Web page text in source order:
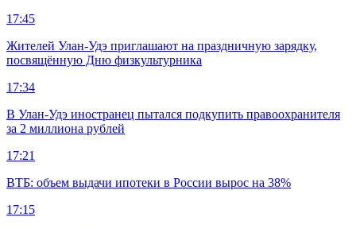
17:45
Жителей Улан-Удэ приглашают на праздничную зарядку,
посвящённую Дню физкультурника
17:34
В Улан-Удэ иностранец пытался подкупить правоохранителя
за 2 миллиона рублей
17:21
ВТБ: объем выдачи ипотеки в России вырос на 38%
17:15